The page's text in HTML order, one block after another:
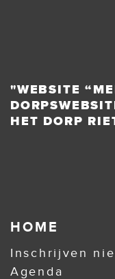
"WEBSITE
HET DORP
HOME
Inschrijven
Agenda